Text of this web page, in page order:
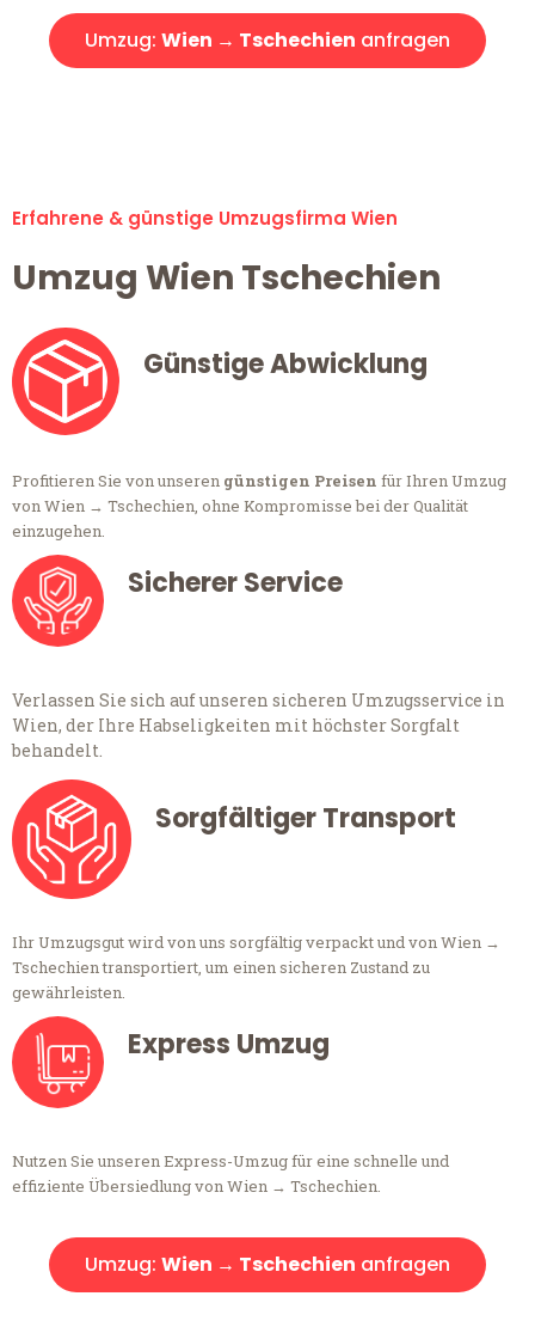
Umzug: Wien → Tschechien anfragen
Erfahrene & günstige Umzugsfirma Wien
Umzug Wien Tschechien
Günstige Abwicklung
Profitieren Sie von unseren günstigen Preisen für Ihren Umzug
von Wien → Tschechien, ohne Kompromisse bei der Qualität
einzugehen.
Sicherer Service
Verlassen Sie sich auf unseren sicheren Umzugsservice in
Wien, der Ihre Habseligkeiten mit höchster Sorgfalt
behandelt.
Sorgfältiger Transport
Ihr Umzugsgut wird von uns sorgfältig verpackt und von Wien →
Tschechien transportiert, um einen sicheren Zustand zu
gewährleisten.
Express Umzug
Nutzen Sie unseren Express-Umzug für eine schnelle und
effiziente Übersiedlung von Wien → Tschechien.
Umzug: Wien → Tschechien anfragen